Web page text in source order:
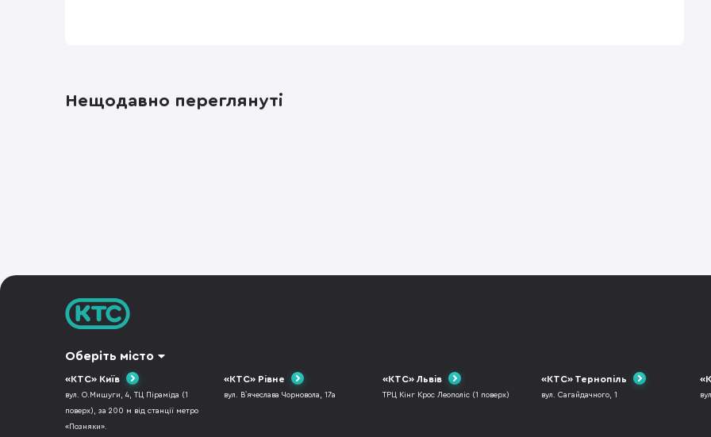
Нещодавно переглянуті
Оберіть місто
«КТС» Київ
вул. О.Мишуги, 4, ТЦ Піраміда (1
поверх), за 200 м від станції метро
«Позняки».
«КТС» Рівне
вул. В`ячеслава Чорновола, 17а
«КТС» Львів
ТРЦ Кінг Крос Леополіс (1 поверх)
«КТС» Тернопіль
вул. Сагайдачного, 1